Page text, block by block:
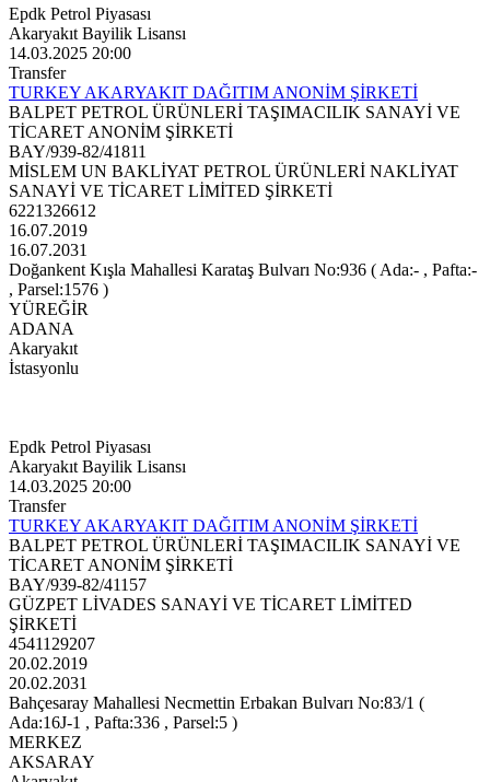
Epdk Petrol Piyasası
Akaryakıt Bayilik Lisansı
14.03.2025 20:00
Transfer
TURKEY AKARYAKIT DAĞITIM ANONİM ŞİRKETİ
BALPET PETROL ÜRÜNLERİ TAŞIMACILIK SANAYİ VE
TİCARET ANONİM ŞİRKETİ
BAY/939-82/41811
MİSLEM UN BAKLİYAT PETROL ÜRÜNLERİ NAKLİYAT
SANAYİ VE TİCARET LİMİTED ŞİRKETİ
6221326612
16.07.2019
16.07.2031
Doğankent Kışla Mahallesi Karataş Bulvarı No:936 ( Ada:- , Pafta:-
, Parsel:1576 )
YÜREĞİR
ADANA
Akaryakıt
İstasyonlu
Epdk Petrol Piyasası
Akaryakıt Bayilik Lisansı
14.03.2025 20:00
Transfer
TURKEY AKARYAKIT DAĞITIM ANONİM ŞİRKETİ
BALPET PETROL ÜRÜNLERİ TAŞIMACILIK SANAYİ VE
TİCARET ANONİM ŞİRKETİ
BAY/939-82/41157
GÜZPET LİVADES SANAYİ VE TİCARET LİMİTED
ŞİRKETİ
4541129207
20.02.2019
20.02.2031
Bahçesaray Mahallesi Necmettin Erbakan Bulvarı No:83/1 (
Ada:16J-1 , Pafta:336 , Parsel:5 )
MERKEZ
AKSARAY